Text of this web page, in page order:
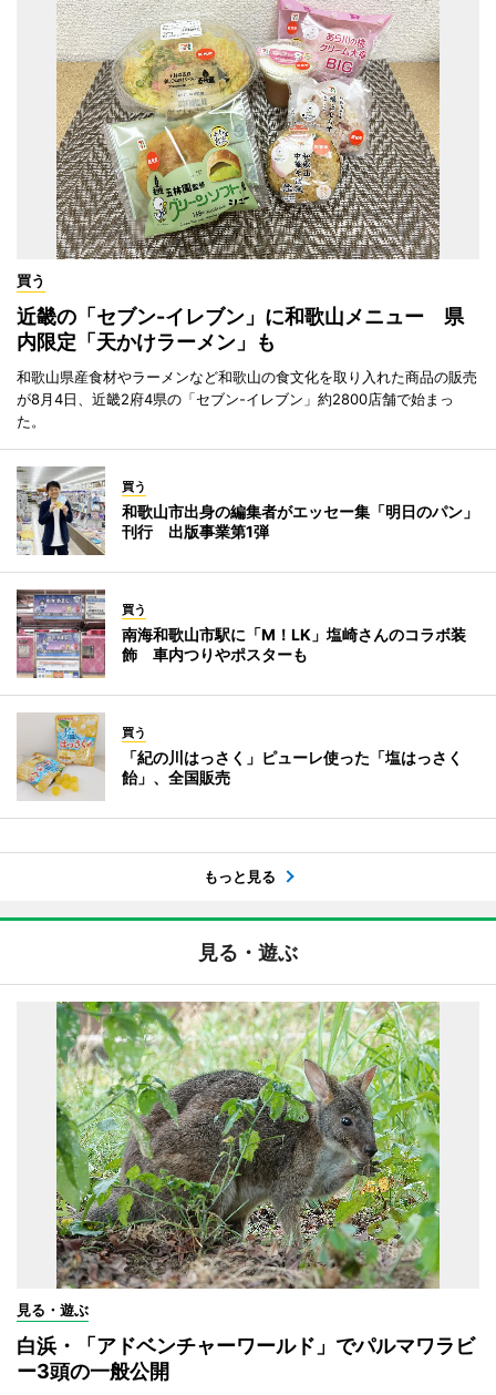
買う
近畿の「セブン-イレブン」に和歌山メニュー 県
内限定「天かけラーメン」も
和歌山県産食材やラーメンなど和歌山の食文化を取り入れた商品の販売
が8月4日、近畿2府4県の「セブン-イレブン」約2800店舗で始まっ
た。
買う
和歌山市出身の編集者がエッセー集「明日のパン」
刊行 出版事業第1弾
買う
南海和歌山市駅に「M！LK」塩崎さんのコラボ装
飾 車内つりやポスターも
買う
「紀の川はっさく」ピューレ使った「塩はっさく
飴」、全国販売
もっと見る
見る・遊ぶ
見る・遊ぶ
白浜・「アドベンチャーワールド」でパルマワラビ
ー3頭の一般公開